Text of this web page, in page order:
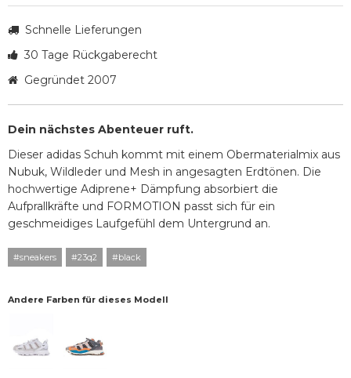
Schnelle Lieferungen
30 Tage Rückgaberecht
Gegründet 2007
Dein nächstes Abenteuer ruft.
Dieser adidas Schuh kommt mit einem Obermaterialmix aus
Nubuk, Wildleder und Mesh in angesagten Erdtönen. Die
hochwertige Adiprene+ Dämpfung absorbiert die
Aufprallkräfte und FORMOTION passt sich für ein
geschmeidiges Laufgefühl dem Untergrund an.
#sneakers #23q2 #black
Andere Farben für dieses Modell